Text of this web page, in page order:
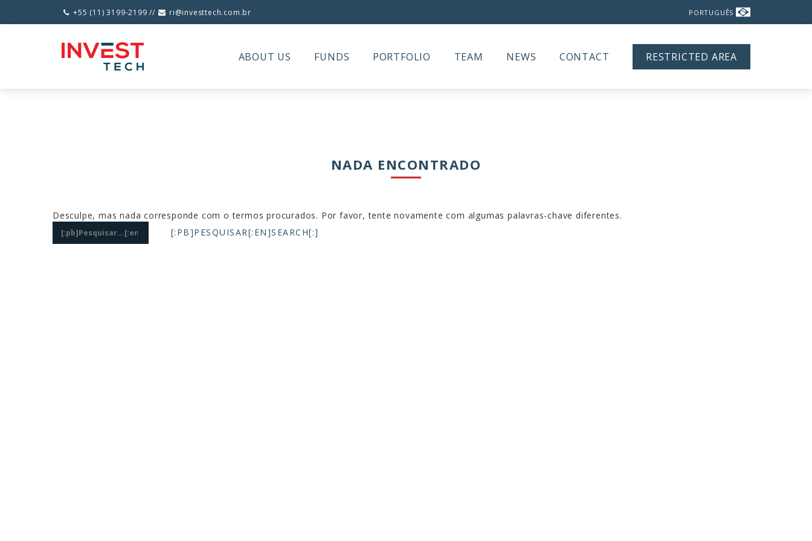
 +55 (11) 3199-2199 //  ri@investtech.com.br
ABOUT US FUNDS PORTFOLIO TEAM NEWS CONTACT RESTRICTED AREA
NADA ENCONTRADO
Desculpe, mas nada corresponde com o termos procurados. Por favor, tente novamente com algumas palavras-chave diferentes.